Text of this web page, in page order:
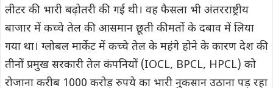
लीटर की भारी बढ़ोतरी की गई थी। वह फैसला भी अंतरराष्ट्रीय
बाजार में कच्चे तेल की आसमान छूती कीमतों के दबाव में लिया
गया था। ग्लोबल मार्केट में कच्चे तेल के महंगे होने के कारण देश की
तीनों प्रमुख सरकारी तेल कंपनियों (IOCL, BPCL, HPCL) को
रोजाना करीब 1000 करोड़ रुपये का भारी नुकसान उठाना पड़ रहा